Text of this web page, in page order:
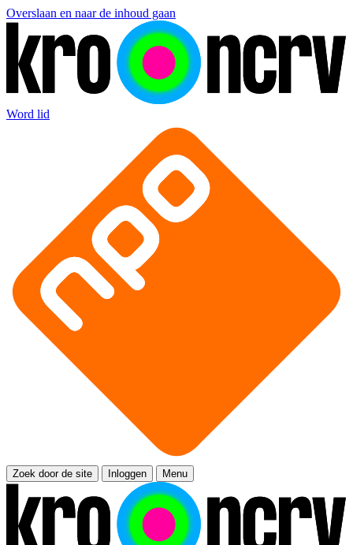
Overslaan en naar de inhoud gaan
Word lid
Zoek door de site Inloggen Menu